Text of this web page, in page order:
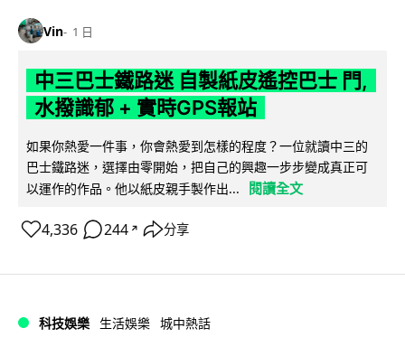
Vin 1 日
中三巴士鐵路迷 自製紙皮遙控巴士 門,
水撥識郁 + 實時GPS報站
如果你熱愛一件事，你會熱愛到怎樣的程度？一位就讀中三的
巴士鐵路迷，選擇由零開始，把自己的興趣一步步變成真正可
以運作的作品。他以紙皮親手製作出...
閱讀全文
4,336 244 ↗ 分享
科技娛樂 生活娛樂 城中熱話